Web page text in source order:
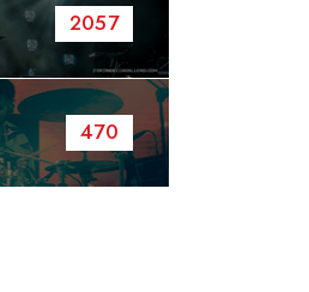
2057
470